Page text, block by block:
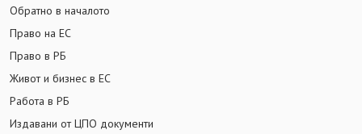
Обратно в началото
Право на ЕС
Право в РБ
Живот и бизнес в ЕС
Работа в РБ
Издавани от ЦПО документи